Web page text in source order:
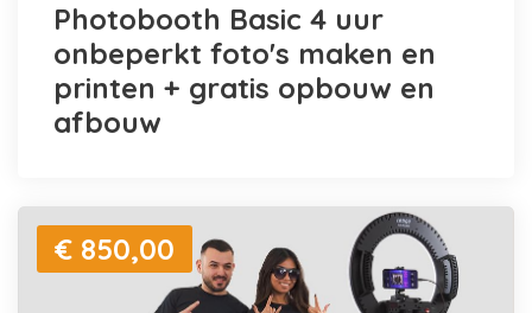
Photobooth Basic 4 uur
onbeperkt foto's maken en
printen + gratis opbouw en
afbouw
€ 850,00